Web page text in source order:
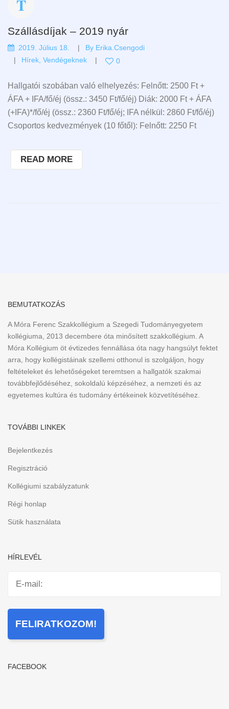
Szállásdíjak – 2019 nyár
2019. Július 18. By Erika.csengodi
Hírek Vendégeknek 0
Hallgatói szobában való elhelyezés: Felnőtt: 2500 Ft +
ÁFA + IFA/fő/éj (össz.: 3450 Ft/fő/éj) Diák: 2000 Ft + ÁFA
(+IFA)*/fő/éj (össz.: 2360 Ft/fő/éj; IFA nélkül: 2860 Ft/fő/éj)
Csoportos kedvezmények (10 főtől): Felnőtt: 2250 Ft
READ MORE
BEMUTATKOZÁS
A Móra Ferenc Szakkollégium a Szegedi Tudományegyetem
kollégiuma, 2013 decembere óta minősített szakkollégium. A
Móra Kollégium öt évtizedes fennállása óta nagy hangsúlyt fektet
arra, hogy kollégistáinak szellemi otthonul is szolgáljon, hogy
feltételeket és lehetőségeket teremtsen a hallgatók szakmai
továbbfejlődéséhez, sokoldalú képzéséhez, a nemzeti és az
egyetemes kultúra és tudomány értékeinek közvetítéséhez.
TOVÁBBI LINKEK
Bejelentkezés
Regisztráció
Kollégiumi szabályzatunk
Régi honlap
Sütik használata
HÍRLEVÉL
FACEBOOK